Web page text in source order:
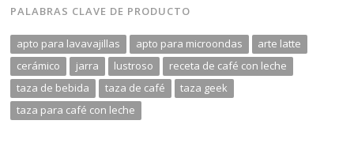
PALABRAS CLAVE DE PRODUCTO
apto para lavavajillas apto para microondas
arte latte
cerámico
jarra lustroso
receta de café con leche
taza de bebida
taza de café
taza geek
taza para café con leche